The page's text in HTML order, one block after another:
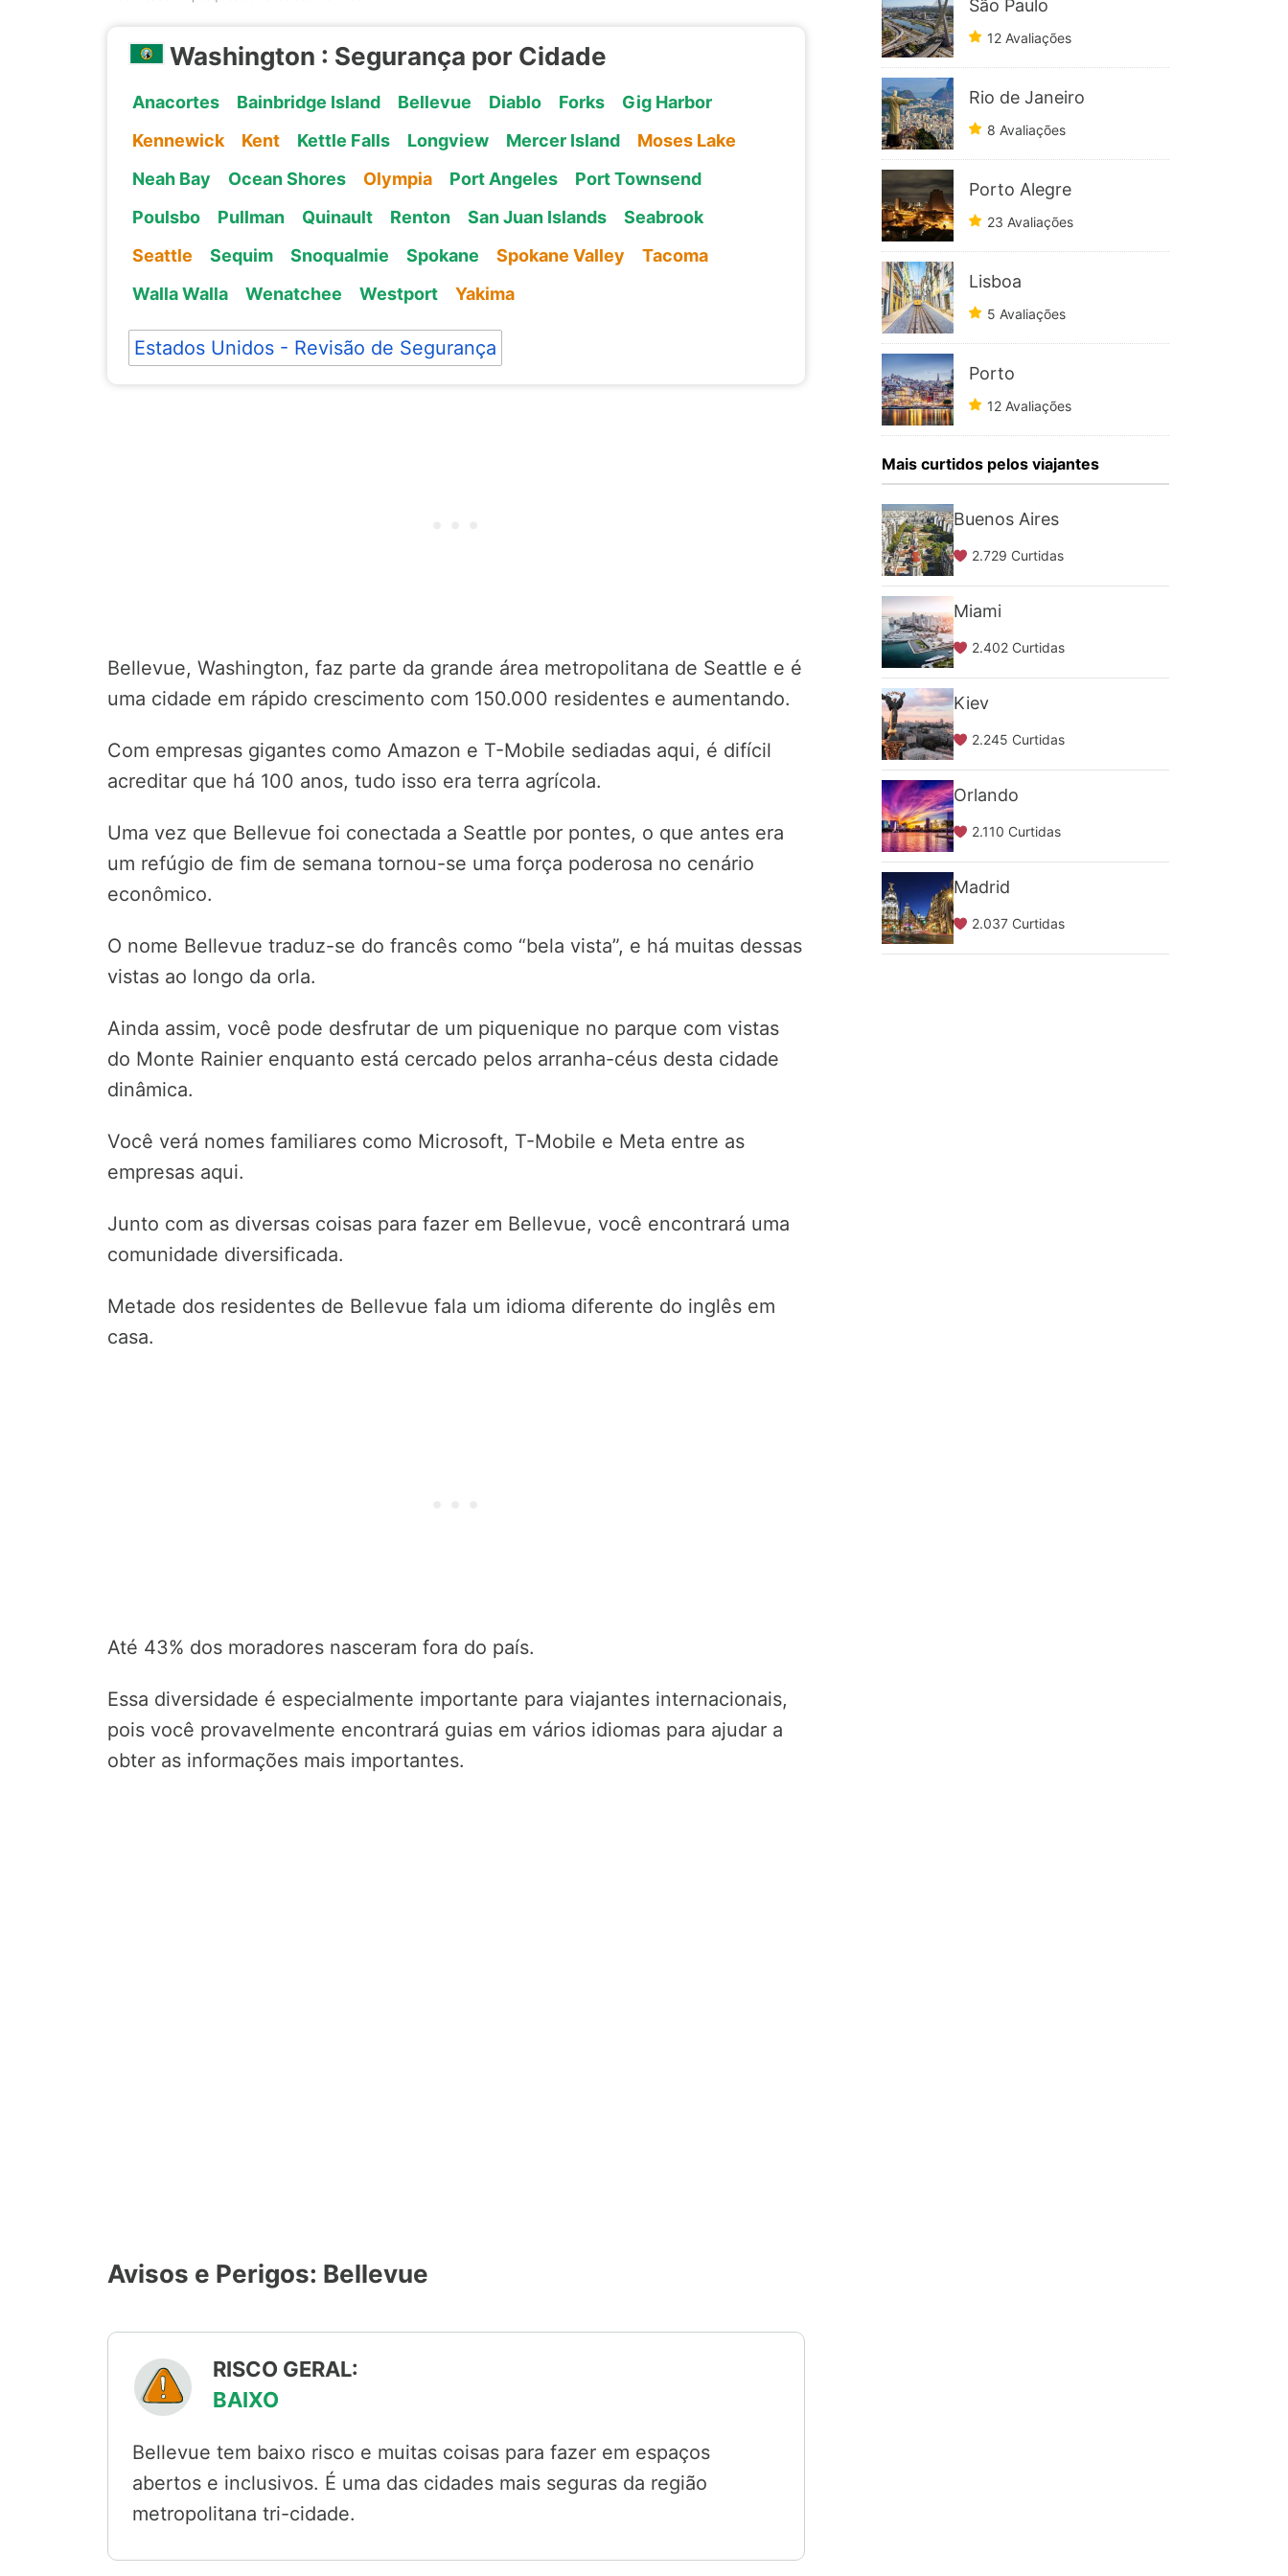
Washington : Segurança por Cidade
Anacortes Bainbridge Island Bellevue Diablo Forks
Gig Harbor
Kennewick
Kent Kettle Falls Longview Mercer Island
Moses Lake
Neah Bay
Ocean Shores Olympia Port Angeles
Port Townsend
Poulsbo
Pullman Quinault Renton San Juan Islands
Seabrook
Seattle
Sequim Snoqualmie Spokane Spokane Valley
Tacoma
Walla Walla
Wenatchee Westport Yakima
Estados Unidos - Revisão de Segurança
Bellevue, Washington, faz parte da grande área metropolitana de Seattle e é
uma cidade em rápido crescimento com 150.000 residentes e aumentando.
Com empresas gigantes como Amazon e T-Mobile sediadas aqui, é difícil
acreditar que há 100 anos, tudo isso era terra agrícola.
Uma vez que Bellevue foi conectada a Seattle por pontes, o que antes era
um refúgio de fim de semana tornou-se uma força poderosa no cenário
econômico.
O nome Bellevue traduz-se do francês como “bela vista”, e há muitas dessas
vistas ao longo da orla.
Ainda assim, você pode desfrutar de um piquenique no parque com vistas
do Monte Rainier enquanto está cercado pelos arranha-céus desta cidade
dinâmica.
Você verá nomes familiares como Microsoft, T-Mobile e Meta entre as
empresas aqui.
Junto com as diversas coisas para fazer em Bellevue, você encontrará uma
comunidade diversificada.
Metade dos residentes de Bellevue fala um idioma diferente do inglês em
casa.
Até 43% dos moradores nasceram fora do país.
Essa diversidade é especialmente importante para viajantes internacionais,
pois você provavelmente encontrará guias em vários idiomas para ajudar a
obter as informações mais importantes.
Avisos e Perigos: Bellevue
RISCO GERAL:
BAIXO
Bellevue tem baixo risco e muitas coisas para fazer em espaços
abertos e inclusivos. É uma das cidades mais seguras da região
metropolitana tri-cidade.
São Paulo
12 Avaliações
Rio de Janeiro
8 Avaliações
Porto Alegre
23 Avaliações
Lisboa
5 Avaliações
Porto
12 Avaliações
Mais curtidos pelos viajantes
Buenos Aires
2.729 Curtidas
Miami
2.402 Curtidas
Kiev
2.245 Curtidas
Orlando
2.110 Curtidas
Madrid
2.037 Curtidas